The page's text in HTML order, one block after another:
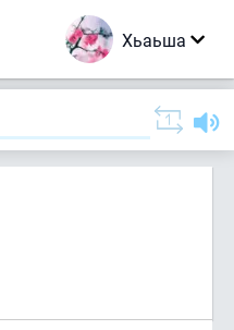
Хьаьша